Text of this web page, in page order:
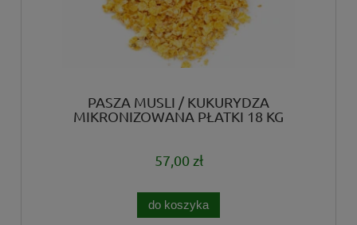
PASZA MUSLI / KUKURYDZA
MIKRONIZOWANA PŁATKI 18 KG
57,00 zł
do koszyka